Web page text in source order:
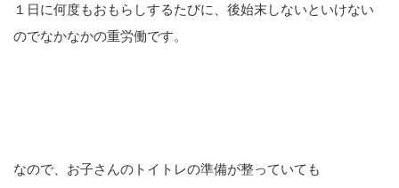
１日に何度もおもらしするたびに、後始末しないといけない
のでなかなかの重労働です。
なので、お子さんのトイトレの準備が整っていても